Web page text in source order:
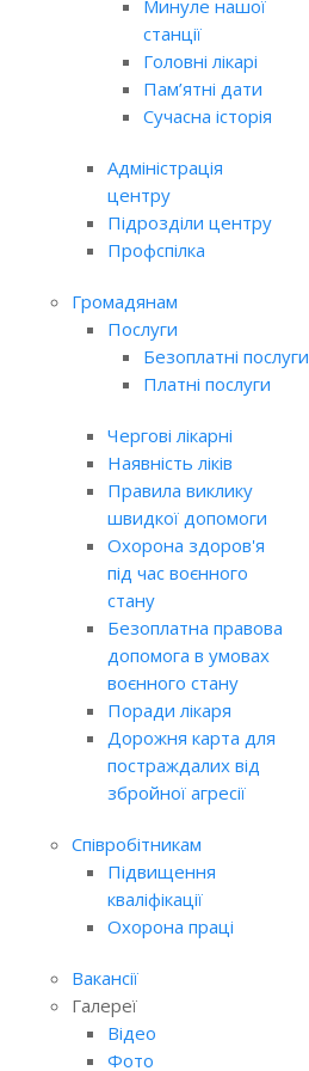
Минуле нашої
станції
Головні лікарі
Пам’ятні дати
Сучасна історія
Адміністрація
центру
Підрозділи центру
Профспілка
Громадянам
Послуги
Безоплатні послуги
Платні послуги
Чергові лікарні
Наявність ліків
Правила виклику
швидкої допомоги
Охорона здоров'я
під час воєнного
стану
Безоплатна правова
допомога в умовах
воєнного стану
Поради лікаря
Дорожня карта для
постраждалих від
збройної агресії
Співробітникам
Підвищення
кваліфікації
Охорона праці
Вакансії
Галереї
Відео
Фото